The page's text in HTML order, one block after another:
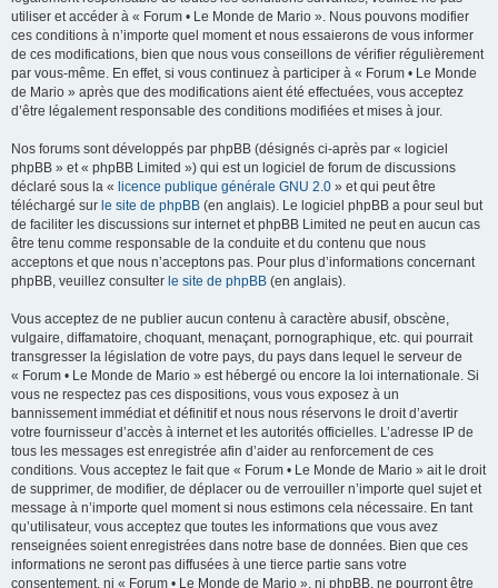
utiliser et accéder à « Forum • Le Monde de Mario ». Nous pouvons modifier
ces conditions à n’importe quel moment et nous essaierons de vous informer
de ces modifications, bien que nous vous conseillons de vérifier régulièrement
par vous-même. En effet, si vous continuez à participer à « Forum • Le Monde
de Mario » après que des modifications aient été effectuées, vous acceptez
d’être légalement responsable des conditions modifiées et mises à jour.
Nos forums sont développés par phpBB (désignés ci-après par « logiciel
phpBB » et « phpBB Limited ») qui est un logiciel de forum de discussions
déclaré sous la « licence publique générale GNU 2.0 » et qui peut être
téléchargé sur le site de phpBB (en anglais). Le logiciel phpBB a pour seul but
de faciliter les discussions sur internet et phpBB Limited ne peut en aucun cas
être tenu comme responsable de la conduite et du contenu que nous
acceptons et que nous n’acceptons pas. Pour plus d’informations concernant
phpBB, veuillez consulter le site de phpBB (en anglais).
Vous acceptez de ne publier aucun contenu à caractère abusif, obscène,
vulgaire, diffamatoire, choquant, menaçant, pornographique, etc. qui pourrait
transgresser la législation de votre pays, du pays dans lequel le serveur de
« Forum • Le Monde de Mario » est hébergé ou encore la loi internationale. Si
vous ne respectez pas ces dispositions, vous vous exposez à un
bannissement immédiat et définitif et nous nous réservons le droit d’avertir
votre fournisseur d’accès à internet et les autorités officielles. L’adresse IP de
tous les messages est enregistrée afin d’aider au renforcement de ces
conditions. Vous acceptez le fait que « Forum • Le Monde de Mario » ait le droit
de supprimer, de modifier, de déplacer ou de verrouiller n’importe quel sujet et
message à n’importe quel moment si nous estimons cela nécessaire. En tant
qu’utilisateur, vous acceptez que toutes les informations que vous avez
renseignées soient enregistrées dans notre base de données. Bien que ces
informations ne seront pas diffusées à une tierce partie sans votre
consentement, ni « Forum • Le Monde de Mario », ni phpBB, ne pourront être